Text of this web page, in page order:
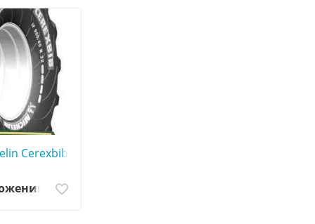
Cerexbib - АГРОШИНА ☎️ 0507773380